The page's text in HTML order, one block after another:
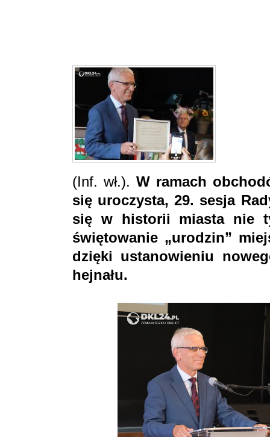
(Inf. wł.). W ramach
się uroczysta, 29. sesja
się w historii miasta nie
świętowanie „urodzin”
dzięki ustanowieniu
hejnału.